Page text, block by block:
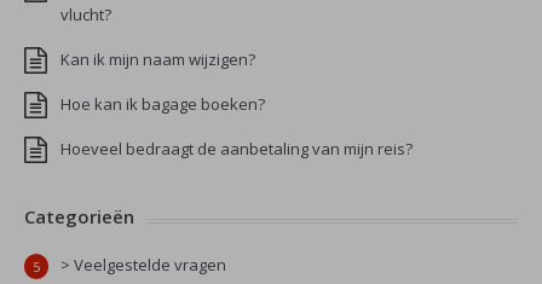
vlucht?
Kan ik mijn naam wijzigen?
Hoe kan ik bagage boeken?
Hoeveel bedraagt de aanbetaling van mijn reis?
Categorieën
> Veelgestelde vragen
5